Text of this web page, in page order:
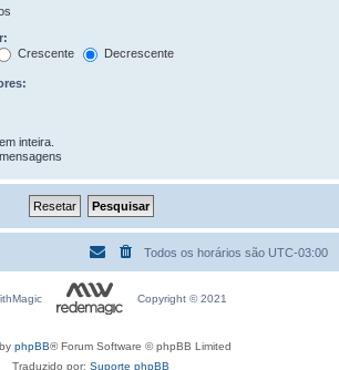
Crescente
Decrescente
inteira.
Todos os horários são UTC-03:00
Copyright © 2021
phpBB® Forum Software © phpBB Limited
Traduzido por: Suporte phpBB